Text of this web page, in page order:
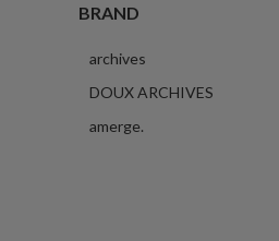
BRAND
archives
DOUX ARCHIVES
amerge.